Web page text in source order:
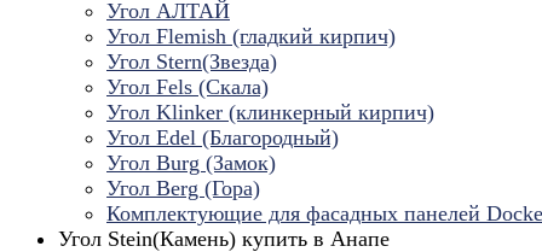
Угол АЛТАЙ
Угол Flemish (гладкий кирпич)
Угол Stern(Звезда)
Угол Fels (Скала)
Угол Klinker (клинкерный кирпич)
Угол Edel (Благородный)
Угол Burg (Замок)
Угол Berg (Гора)
Комплектующие для фасадных панелей Docke
Угол Stein(Камень) купить в Анапе